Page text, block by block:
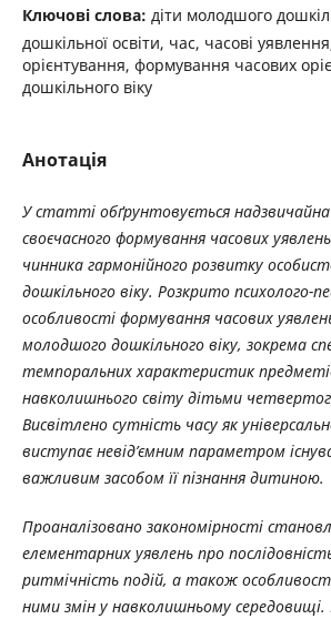
Ключові слова: діти молодшого
дошкільної освіти, час, часові
орієнтування, формування часових
дошкільного віку
Анотація
У статті обґрунтовується
своєчасного формування часових
чинника гармонійного розвитку
дошкільного віку. Розкрито психолого-
особливості формування часових
молодшого дошкільного віку, зокрема
темпоральних характеристик
навколишнього світу дітьми
Висвітлено сутність часу як
виступає невід’ємним параметром
важливим засобом її пізнання дитиною.
Проаналізовано закономірності
елементарних уявлень про
ритмічність подій, а також
ними змін у навколишньому